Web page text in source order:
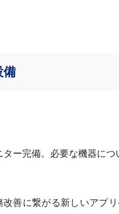
備
ー完備。必要な機器につ
善に繋がる新しいアプ